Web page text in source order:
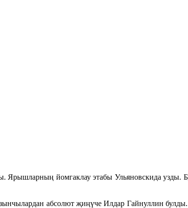
Ярышларның йомгаклау этабы Ульяновскида узды.
абсолют җиңүче Илдар Гайнуллин